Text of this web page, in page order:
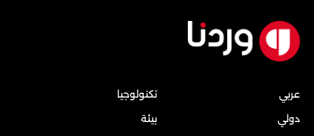
عربي
دولي
تكنولوجيا
بيئة